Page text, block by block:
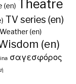
(en) Theatre
TV series (en)
Weather (en)
(en)
σαγεσφόρος